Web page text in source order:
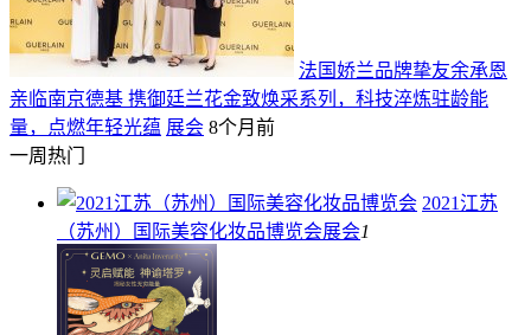
法国娇兰品牌挚友余承恩
亲临南京德基 携御廷兰花金致焕采系列，科技淬炼驻龄能
量，点燃年轻光蕴 展会 8个月前
一周热门
2021江苏
（苏州）国际美容化妆品博览会展会1